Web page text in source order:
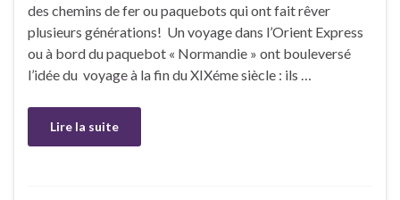
des chemins de fer ou paquebots qui ont fait rêver
plusieurs générations! Un voyage dans l’Orient Express
ou à bord du paquebot « Normandie » ont bouleversé
l’idée du voyage à la fin du XIXéme siècle : ils …
Lire la suite